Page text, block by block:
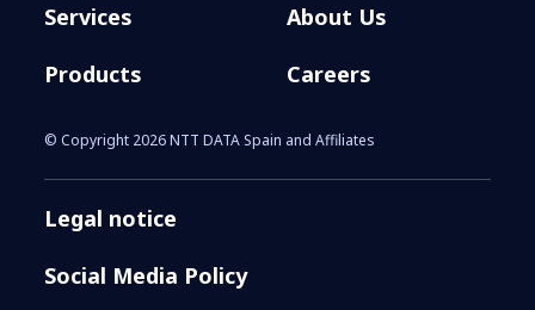
Services
Products
About Us
Careers
© Copyright 2026 NTT DATA Spain and Affiliates
Legal notice
Social Media Policy